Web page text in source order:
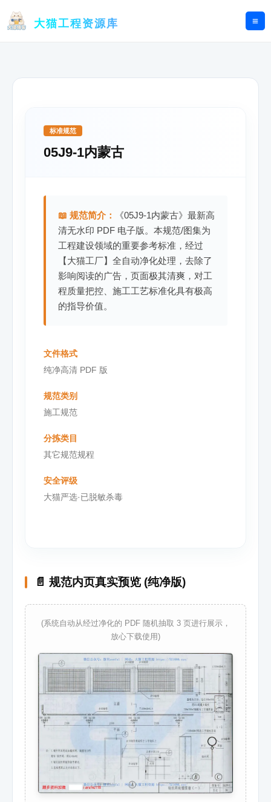
大猫工程资源库
标准规范
05J9-1内蒙古
📖 规范简介：
《05J9-1内蒙古》最新高
清无水印 PDF 电子版。本规范/图集为
工程建设领域的重要参考标准，经过
【大猫工厂】全自动净化处理，去除了
影响阅读的广告，页面极其清爽，对工
程质量把控、施工工艺标准化具有极高
的指导价值。
文件格式
纯净高清 PDF 版
规范类别
施工规范
分拣类目
其它规范规程
安全评级
大猫严选·已脱敏杀毒
📄 规范内页真实预览 (纯净版)
(系统自动从经过净化的 PDF 随机抽取 3 页进行展示，
放心下载使用)